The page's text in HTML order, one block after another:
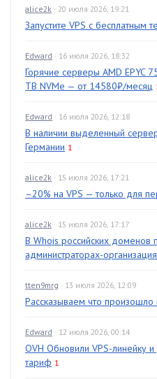
alice2k · 20 июля 2026, 19:21
Запустите VPS с бесплатным
Edward · 16 июля 2026, 18:32
Горячие серверы AMD EPYC
TB NVMe — от 14580₽/месяц
Edward · 16 июля 2026, 12:18
В наличии выделенный
Германии 1
alice2k · 15 июля 2026, 17:21
–20% на VPS — только для
alice2k · 15 июля 2026, 17:17
В Whois российских доменов
администраторах-
tten9mrg · 13 июля 2026, 12:09
Рассказываем что произошло
Edward · 12 июля 2026, 00:14
OVH Обновили VPS-линейку
тариф 1